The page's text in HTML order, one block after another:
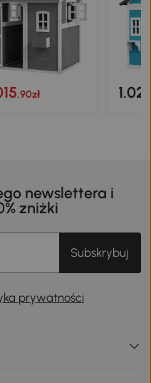
,90zł
newslettera i
zniżki
Subskrybuj
prywatności